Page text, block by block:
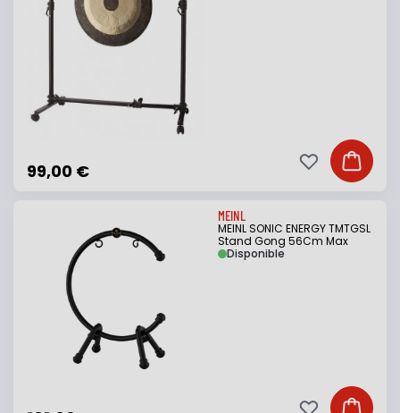
99,00 € Ajouter
Ajouter à ma
MEINL
MEINL SONIC ENERGY TMTGSL
Stand Gong 56Cm Max
Disponible